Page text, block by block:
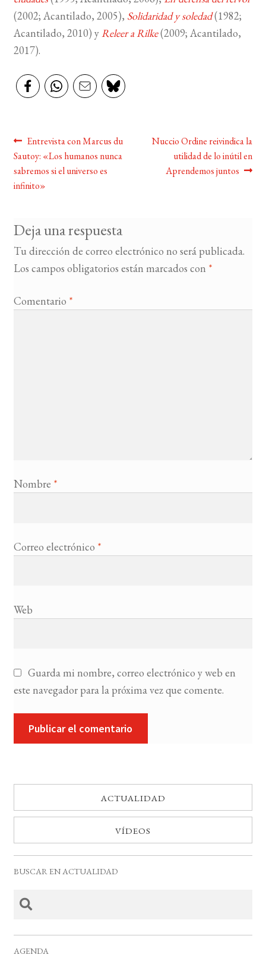
(2002; Acantilado, 2005), Solidaridad y soledad(1982;
Acantilado, 2010) yReleer a Rilke(2009; Acantilado,
2017).
Navegación
de
entradas
Anterior:
Entrevista con Marcus du
Sautoy: «Los humanos nunca
sabremos si el universo es
infinito»
Siguiente:
Nuccio Ordine reivindica la
utilidad de lo inútil en
Aprendemos juntos
Deja una respuesta
Tu dirección de correo electrónico no será publicada.
Los campos obligatorios están marcados con *
Comentario *
Nombre *
Correo electrónico *
Web
Guarda mi nombre, correo electrónico y web en
este navegador para la próxima vez que comente.
ACTUALIDAD
VÍDEOS
BUSCAR EN ACTUALIDAD
AGENDA